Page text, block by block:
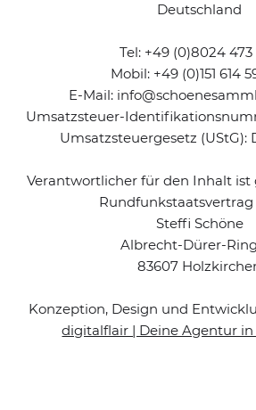
Deutschland
Tel: +49 (0)8024 473
Mobil: +49 (0)151 614
E-Mail:
Umsatzsteuer-
Umsatzsteuergesetz (UStG):
Verantwortlicher für den Inhalt ist
Rundfunkstaatsvertrag
Steffi Schöne
Albrecht-Dürer-
83607
Konzeption, Design und
digitalflair | Deine Agentur